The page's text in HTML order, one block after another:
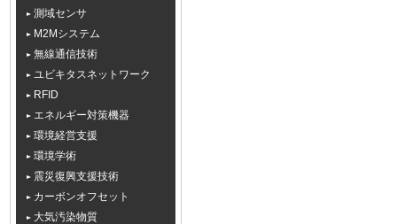
測域センサ
M2Mシステム
無線通信技術
ユビキタスネットワーク
RFID
エネルギー対策機器
環境経営支援
環境学術
震災復興支援技術
カーボンオフセット
大気汚染物質